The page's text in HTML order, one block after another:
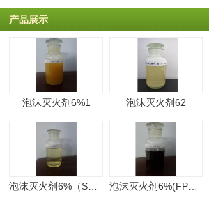
产品展示
泡沫灭火剂6%1 泡沫灭火剂62
泡沫灭火剂6%(FP、—14℃)